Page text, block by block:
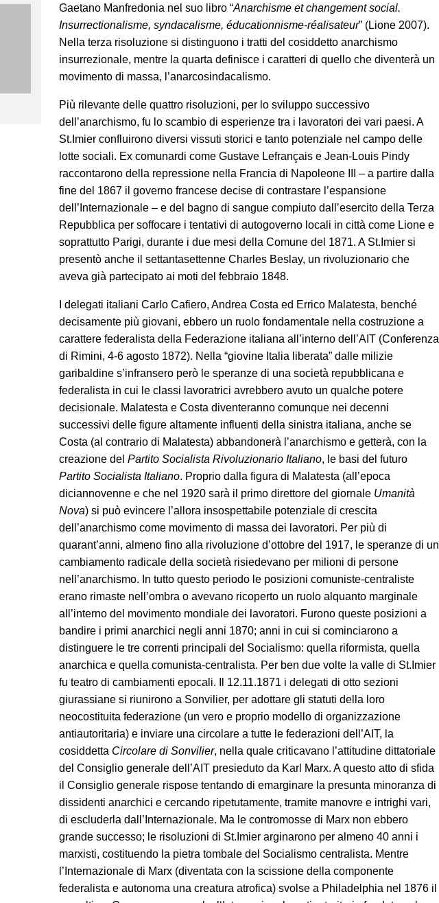
Gaetano Manfredonia nel suo libro “Anarchisme et changement social.
Insurrectionalisme, syndacalisme, éducationnisme-réalisateur” (Lione 2007).
Nella terza risoluzione si distinguono i tratti del cosiddetto anarchismo
insurrezionale, mentre la quarta definisce i caratteri di quello che diventerà un
movimento di massa, l’anarcosindacalismo.
Più rilevante delle quattro risoluzioni, per lo sviluppo successivo
dell’anarchismo, fu lo scambio di esperienze tra i lavoratori dei vari paesi. A
St.Imier confluirono diversi vissuti storici e tanto potenziale nel campo delle
lotte sociali. Ex comunardi come Gustave Lefrançais e Jean-Louis Pindy
raccontarono della repressione nella Francia di Napoleone III – a partire dalla
fine del 1867 il governo francese decise di contrastare l’espansione
dell’Internazionale – e del bagno di sangue compiuto dall’esercito della Terza
Repubblica per soffocare i tentativi di autogoverno locali in città come Lione e
soprattutto Parigi, durante i due mesi della Comune del 1871. A St.Imier si
presentò anche il settantasettenne Charles Beslay, un rivoluzionario che
aveva già partecipato ai moti del febbraio 1848.
I delegati italiani Carlo Cafiero, Andrea Costa ed Errico Malatesta, benché
decisamente più giovani, ebbero un ruolo fondamentale nella costruzione a
carattere federalista della Federazione italiana all’interno dell’AIT (Conferenza
di Rimini, 4-6 agosto 1872). Nella “giovine Italia liberata” dalle milizie
garibaldine s’infransero però le speranze di una società repubblicana e
federalista in cui le classi lavoratrici avrebbero avuto un qualche potere
decisionale. Malatesta e Costa diventeranno comunque nei decenni
successivi delle figure altamente influenti della sinistra italiana, anche se
Costa (al contrario di Malatesta) abbandonerà l’anarchismo e getterà, con la
creazione del Partito Socialista Rivoluzionario Italiano, le basi del futuro
Partito Socialista Italiano. Proprio dalla figura di Malatesta (all’epoca
diciannovenne e che nel 1920 sarà il primo direttore del giornale Umanità
Nova) si può evincere l’allora insospettabile potenziale di crescita
dell’anarchismo come movimento di massa dei lavoratori. Per più di
quarant’anni, almeno fino alla rivoluzione d’ottobre del 1917, le speranze di un
cambiamento radicale della società risiedevano per milioni di persone
nell’anarchismo. In tutto questo periodo le posizioni comuniste-centraliste
erano rimaste nell’ombra o avevano ricoperto un ruolo alquanto marginale
all’interno del movimento mondiale dei lavoratori. Furono queste posizioni a
bandire i primi anarchici negli anni 1870; anni in cui si cominciarono a
distinguere le tre correnti principali del Socialismo: quella riformista, quella
anarchica e quella comunista-centralista. Per ben due volte la valle di St.Imier
fu teatro di cambiamenti epocali. Il 12.11.1871 i delegati di otto sezioni
giurassiane si riunirono a Sonvilier, per adottare gli statuti della loro
neocostituita federazione (un vero e proprio modello di organizzazione
antiautoritaria) e inviare una circolare a tutte le federazioni dell’AIT, la
cosiddetta Circolare di Sonvilier, nella quale criticavano l’attitudine dittatoriale
del Consiglio generale dell’AIT presieduto da Karl Marx. A questo atto di sfida
il Consiglio generale rispose tentando di emarginare la presunta minoranza di
dissidenti anarchici e cercando ripetutamente, tramite manovre e intrighi vari,
di escluderla dall’Internazionale. Ma le contromosse di Marx non ebbero
grande successo; le risoluzioni di St.Imier arginarono per almeno 40 anni i
marxisti, costituendo la pietra tombale del Socialismo centralista. Mentre
l’Internazionale di Marx (diventata con la scissione della componente
federalista e autonoma una creatura atrofica) svolse a Philadelphia nel 1876 il